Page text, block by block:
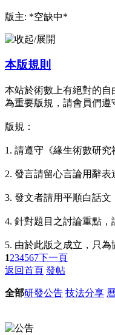
版主: *空缺中*
本版規則
本站於術數上有絕對的自
為重要版規，請會員們遵
版規：
1. 請遵守《緣生術數研究
2. 發言請留心言論用辭
3. 發文者請用平順白話文
4. 針對題目之討論重點，
5. 由於此版之成立，只
1234567下一頁
返回首頁 發帖
全部研發公告 技法分享